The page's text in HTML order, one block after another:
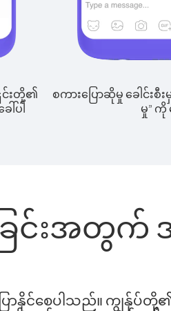
င်းတို့၏
ပါ
စကားပြောဆိုမှု ခေါင်းစီး
မှု” ကို
ခြင်းအတွက်
ြောနိုင်စေပါသည်။ ကျွန်ု